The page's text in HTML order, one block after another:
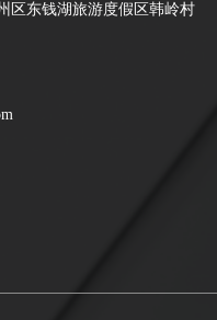
区东钱湖旅游度假区韩岭村